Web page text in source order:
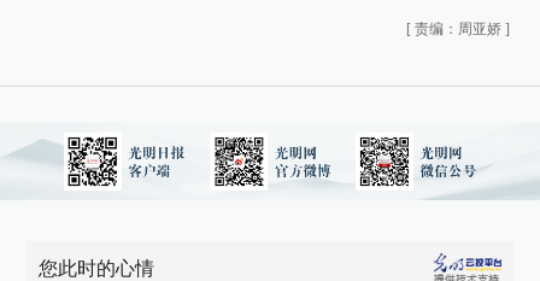
[ 责编：周亚娇 ]
您此时的心情